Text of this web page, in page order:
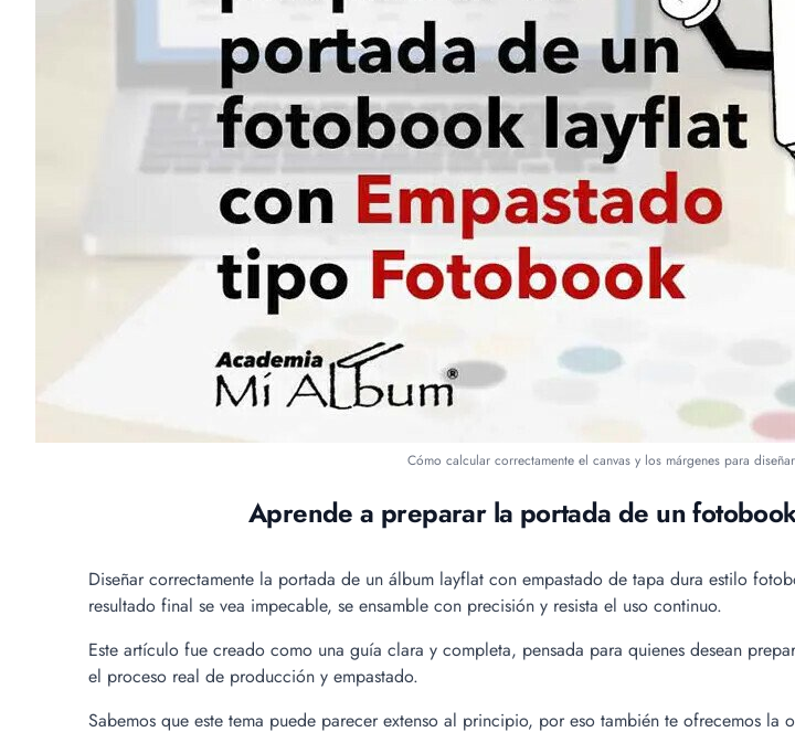
Aprende a preparar la portada de un
Diseñar correctamente la portada de un álbum layflat con empastado de tapa dura estilo
resultado final se vea impecable, se ensamble con precisión y resista el uso continuo.
Este artículo fue creado como una guía clara y completa, pensada para quienes desean
el proceso real de producción y empastado.
Sabemos que este tema puede parecer extenso al principio, por eso también te ofrecemos
Cómo calcular correctamente el canvas y los márgenes para